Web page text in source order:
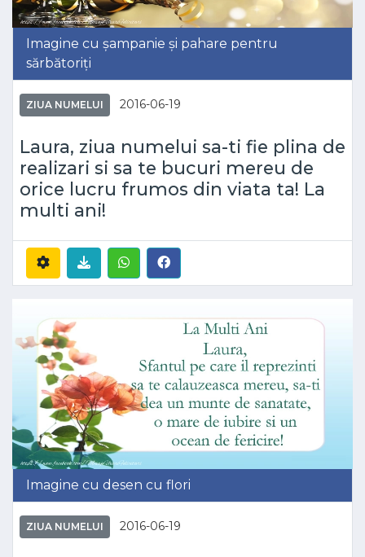
Imagine cu șampanie și pahare pentru
sărbătoriți
ZIUA NUMELUI 2016-06-19
Laura, ziua numelui sa-ti fie plina de
realizari si sa te bucuri mereu de
orice lucru frumos din viata ta! La
multi ani!
Imagine cu desen cu flori
ZIUA NUMELUI 2016-06-19